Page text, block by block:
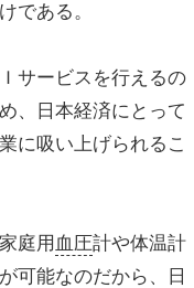
である。
サービスを行えるの
、日本経済にとって
に吸い上げられるこ
庭用 血圧計や体温計
可能なのだから、日